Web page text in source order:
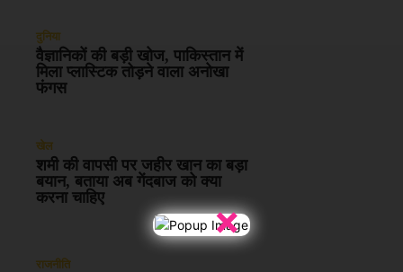
×
दुनिया
वैज्ञानिकों की बड़ी खोज, पाकिस्तान में
मिला प्लास्टिक तोड़ने वाला अनोखा
फंगस
खेल
शमी की वापसी पर जहीर खान का बड़ा
बयान, बताया अब गेंदबाज को क्या
करना चाहिए
राजनीति